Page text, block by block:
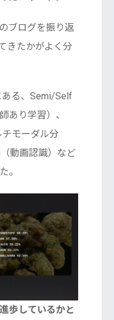
ブログを振り返
きたかがよく分
る、Semi/Self
あり学習）、
モーダル分
動画認識）など
。
歩しているかと